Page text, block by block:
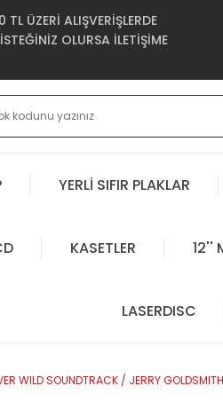
ÜZERİ ALIŞVERİŞLERDE
OLURSA İLETİŞİME
YERLİ SIFIR PLAKLAR
KASETLER 12''
LASERDISC
WILD SOUNDTRACK / JERRY